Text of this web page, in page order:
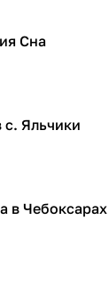
Сна
с. Яльчики
в Чебоксарах